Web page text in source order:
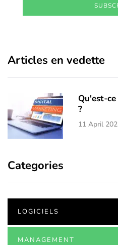
Articles en vedette
Qu'est-
?
11 April
Categories
LOGICIELS
MANAGEMENT